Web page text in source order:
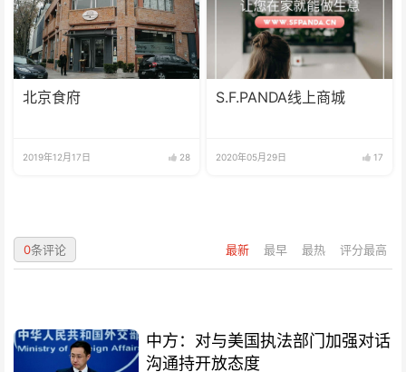
北京食府
2019年12月17日 28
S.F.PANDA线上商城
2020年05月29日 17
最新 最早 最热 评分最高
0条评论
中方：对与美国执法部门加强对话
沟通持开放态度